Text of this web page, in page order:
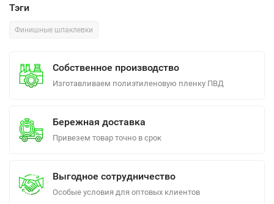
Тэги
Финишные шпаклевки
Собственное производство
Изготавливаем полиэтиленовую пленку ПВД
Бережная доставка
Привезем товар точно в срок
Выгодное сотрудничество
Особые условия для оптовых клиентов